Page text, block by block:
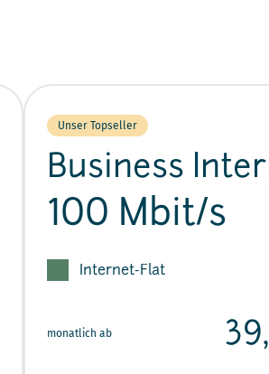
Unser Topseller
Business
100 Mbit/s
Internet-Flat
monatlich ab